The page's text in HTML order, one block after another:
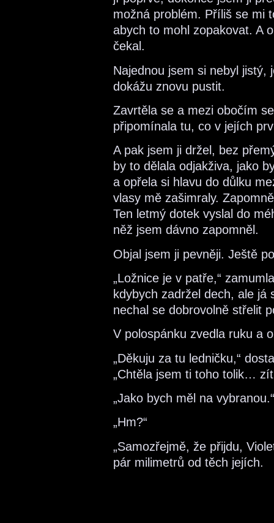
možná problém. Příliš se mi
abych to mohl zopakovat. A
čekal.
Najednou jsem si nebyl jistý,
dokážu znovu pustit.
Zavrtěla se a mezi obočím
připomínala tu, co v jejích
A pak jsem ji držel, bez
by to dělala odjakživa, jako
a opřela si hlavu do důlku
vlasy mě zašimraly.
Ten letmý dotek vyslal do
něž jsem dávno zapomněl.
Objal jsem ji pevněji. Ještě
„Ložnice je v patře,“
kdybych zadržel dech, ale
nechal se dobrovolně střelit
V polospánku zvedla ruku a
„Děkuju za tu ledničku,“
„Chtěla jsem ti toho tolik…
„Jako bych měl na
„Hm?“
„Samozřejmě, že přijdu,
pár milimetrů od těch jejích.